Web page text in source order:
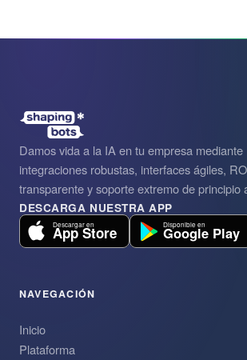
Damos vida a la IA en tu empresa mediante
integraciones robustas, interfaces ágiles,
transparente y soporte extremo de principio
DESCARGA NUESTRA APP
NAVEGACIÓN
Inicio
Plataforma